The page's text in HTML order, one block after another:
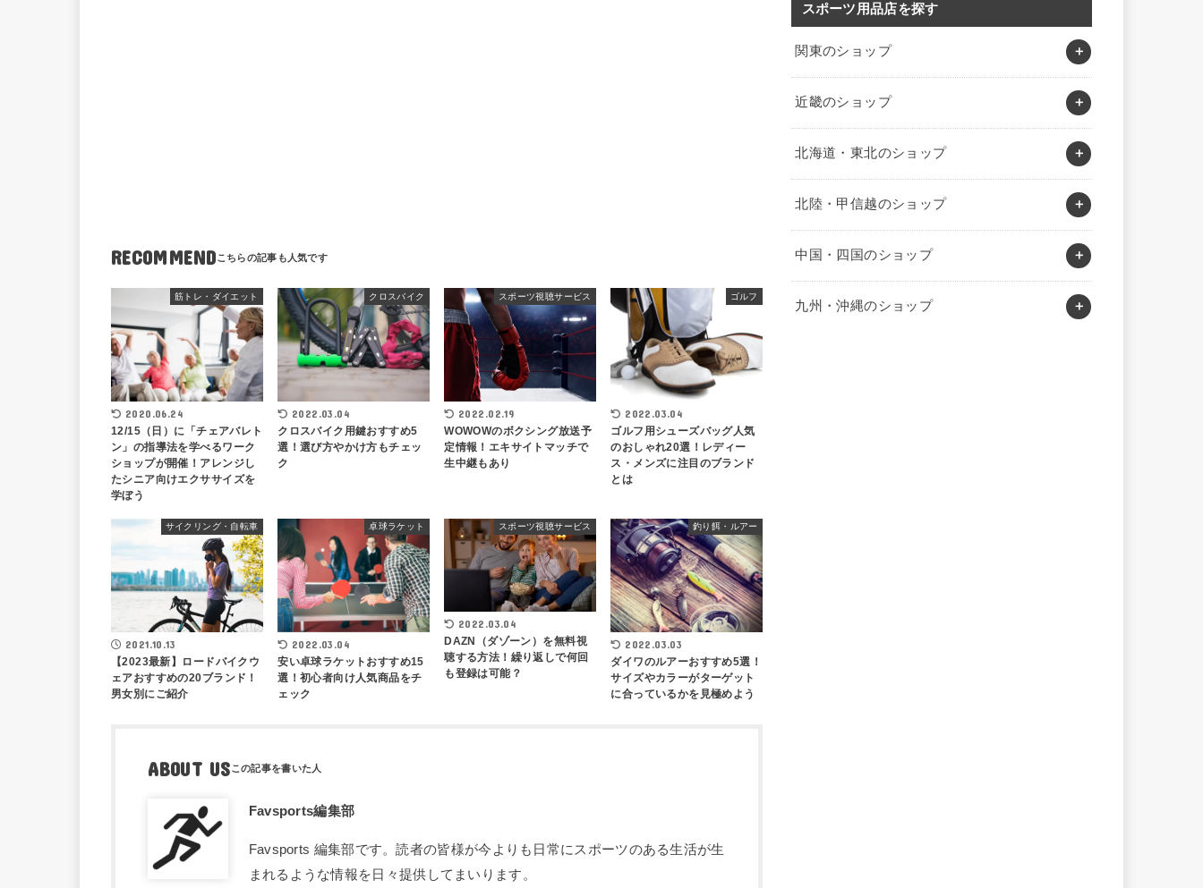
RECOMMEND
筋トレ・ダイエット
2020.06.24
12/15（日）に「チェアバレト
ン」の指導法を学べるワーク
ショップが開催！アレンジし
たシニア向けエクササイズを
学ぼう
クロスバイク
2022.03.04
クロスバイク用鍵おすすめ5
選！選び方やかけ方もチェッ
ク
スポーツ視聴サービス
2022.02.19
WOWOWのボクシング放送予
定情報！エキサイトマッチで
生中継もあり
ゴルフ
2022.03.04
ゴルフ用シューズバッグ人気
のおしゃれ20選！レディー
ス・メンズに注目のブランド
とは
サイクリング・自転車
2021.10.13
【2023最新】ロードバイクウ
ェアおすすめの20ブランド！
男女別にご紹介
卓球ラケット
2022.03.04
安い卓球ラケットおすすめ15
選！初心者向け人気商品をチ
ェック
スポーツ視聴サービス
2022.03.04
DAZN（ダゾーン）を無料視
聴する方法！繰り返しで何回
も登録は可能？
釣り餌・ルアー
2022.03.03
ダイワのルアーおすすめ5選！
サイズやカラーがターゲット
に合っているかを見極めよう
ABOUT US
Favsports編集部
Favsports 編集部です。読者の皆様が今よりも日常にスポーツのある生活が生
まれるような情報を日々提供してまいります。
スポーツ用品店を探す
関東のショップ
近畿のショップ
北海道・東北のショップ
北陸・甲信越のショップ
中国・四国のショップ
九州・沖縄のショップ